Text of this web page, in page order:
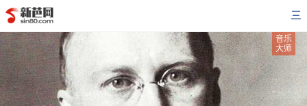
三
音乐
大师